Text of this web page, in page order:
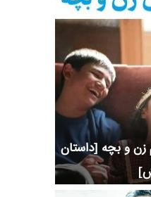
زن و بچه [داستان